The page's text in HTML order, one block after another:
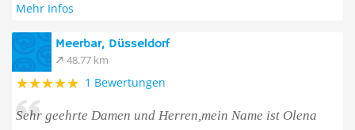
Mehr Infos
Meerbar, Düsseldorf
48.77 km
1 Bewertungen
Sehr geehrte Damen und Herren,mein Name ist Olena